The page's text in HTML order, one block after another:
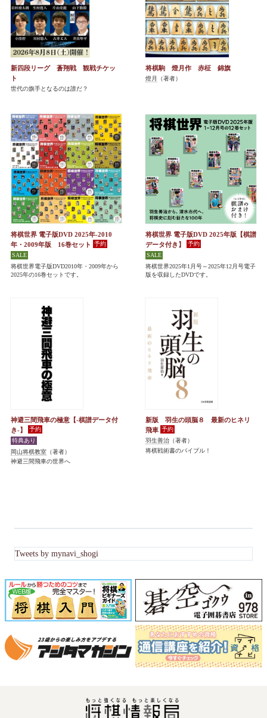
新四段リーグ 蒼翔戦 観戦チケッ
ト
世代の旗手となるのは誰だ？
将棋駒 燈月作 赤柾 錦旗
燈月 （著者）
将棋世界 電子版DVD 2025年-2010
年・2009年版 16巻セット
将棋世界電子版DVD2010年・2009年から
2025年の16巻セットです。
将棋世界 電子版DVD 2025年版【棋譜
データ付き】
将棋世界2025年1月号～2025年12月号電子
版を収録したDVDです。
神避三間飛車の極意【-棋譜データ付
き-】
岡山将棋教室 （著者）
神避三間飛車の世界へ
新版 羽生の頭脳８ 最新のヒネリ
飛車
羽生善治 （著者）
将棋戦術書のバイブル！
Tweets by mynavi_shogi